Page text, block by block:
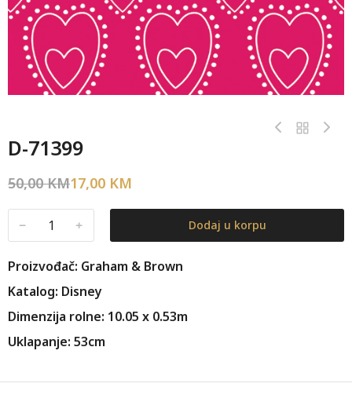
D-71399
50,00KM17,00 KM
﹣ ﹢ Dodaj u korpu
Proizvođač: Graham & Brown
Katalog: Disney
Dimenzija rolne: 10.05 x 0.53m
Uklapanje: 53cm